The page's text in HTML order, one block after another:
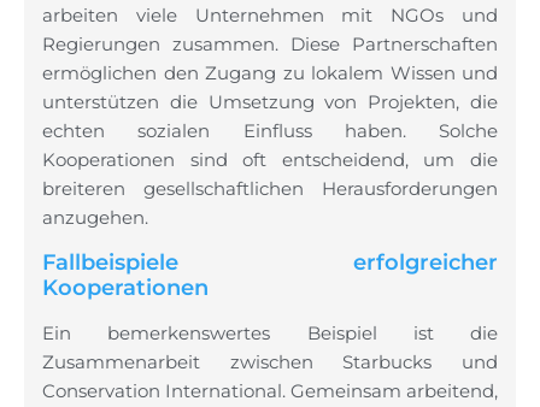
arbeiten viele Unternehmen mit NGOs und
Regierungen zusammen. Diese Partnerschaften
ermöglichen den Zugang zu lokalem Wissen und
unterstützen die Umsetzung von Projekten, die
echten sozialen Einfluss haben. Solche
Kooperationen sind oft entscheidend, um die
breiteren gesellschaftlichen Herausforderungen
anzugehen.
Fallbeispiele erfolgreicher
Kooperationen
Ein bemerkenswertes Beispiel ist die
Zusammenarbeit zwischen Starbucks und
Conservation International. Gemeinsam arbeitend,